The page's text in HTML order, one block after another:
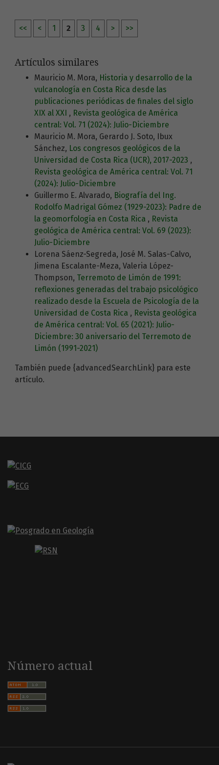
<< < 1 2 3 4 > >>
Artículos similares
Mauricio M. Mora, Historia y desarrollo de la
vulcanología en Costa Rica desde las
publicaciones periódicas de finales del siglo
XIX al XXI , Revista geológica de América
central: Vol. 71 (2024): Julio-Diciembre
Mauricio M. Mora, Gerardo J. Soto, Ibux
Sánchez, Los congresos geológicos de la
Universidad de Costa Rica (UCR), 2017-2023 ,
Revista geológica de América central: Vol. 71
(2024): Julio-Diciembre
Guillermo E. Alvarado, Biografía del Ing.
Rodolfo Madrigal Gómez (1929-2023): Padre de
la geomorfología en Costa Rica , Revista
geológica de América central: Vol. 69 (2023):
Julio-Diciembre
Lorena Sáenz-Segreda, José M. Salas-Calvo,
Jimena Escalante-Meza, Valeria López-
Thompson, Terremoto de Limón de 1991:
reflexiones generadas del trabajo psicológico
realizado desde la Escuela de Psicología de la
Universidad de Costa Rica , Revista geológica
de América central: Vol. 65 (2021): Julio-
Diciembre: 30 aniversario del Terremoto de
Limón (1991-2021)
También puede {advancedSearchLink} para este
artículo.
Número actual